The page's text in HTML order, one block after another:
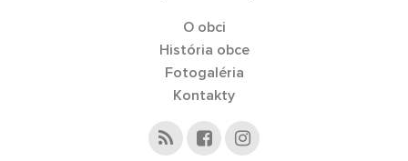
O obci
História obce
Fotogaléria
Kontakty